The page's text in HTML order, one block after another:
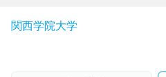
関西学院大学